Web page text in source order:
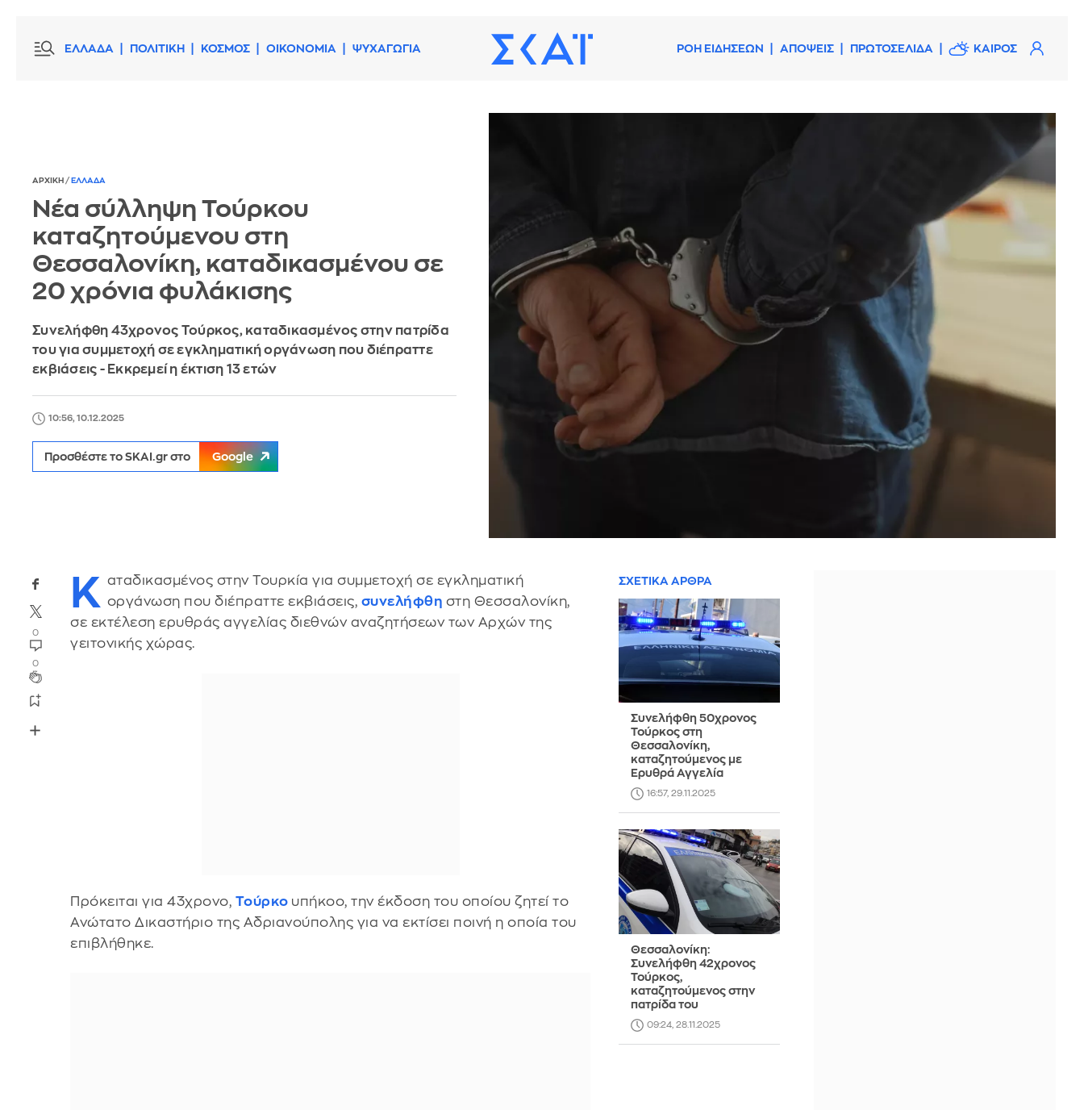
ΕΛΛΑΔΑ ΠΟΛΙΤΙΚΗ ΚΟΣΜΟΣ ΟΙΚΟΝΟΜΙΑ ΨΥΧΑΓΩΓΙΑ ΡΟΗ ΕΙΔΗΣΕΩΝ ΑΠΟΨΕΙΣ ΠΡΩΤΟΣΕΛΙΔΑ ΚΑΙΡΟΣ
ΑΡΧΙΚΗ / ΕΛΛΑΔΑ
Νέα σύλληψη Τούρκου
καταζητούμενου στη
Θεσσαλονίκη, καταδικασμένου σε
20 χρόνια φυλάκισης
Συνελήφθη 43χρονος Τούρκος, καταδικασμένος στην πατρίδα
του για συμμετοχή σε εγκληματική οργάνωση που διέπραττε
εκβιάσεις - Εκκρεμεί η έκτιση 13 ετών
10:56, 10.12.2025
Προσθέστε το SKAI.gr στο Google
0
0
Κ αταδικασμένος στην Τουρκία για συμμετοχή σε εγκληματική
οργάνωση που διέπραττε εκβιάσεις, συνελήφθη στη Θεσσαλονίκη,
σε εκτέλεση ερυθράς αγγελίας διεθνών αναζητήσεων των Αρχών της
γειτονικής χώρας.
Πρόκειται για 43χρονο, Τούρκο υπήκοο, την έκδοση του οποίου ζητεί το
Ανώτατο Δικαστήριο της Αδριανούπολης για να εκτίσει ποινή η οποία του
επιβλήθηκε.
ΣΧΕΤΙΚΑ ΑΡΘΡΑ
Συνελήφθη 50χρονος
Τούρκος στη
Θεσσαλονίκη,
καταζητούμενος με
Ερυθρά Αγγελία
16:57, 29.11.2025
Θεσσαλονίκη:
Συνελήφθη 42χρονος
Τούρκος,
καταζητούμενος στην
πατρίδα του
09:24, 28.11.2025